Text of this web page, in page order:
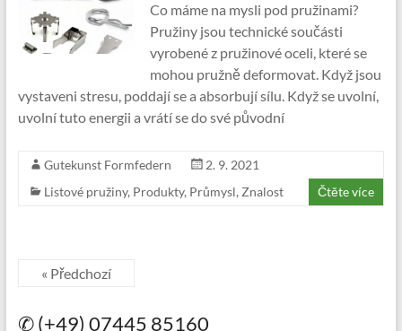
Co máme na mysli pod pružinami?
Pružiny jsou technické součásti
vyrobené z pružinové oceli, které se
mohou pružně deformovat. Když jsou
vystaveni stresu, poddají se a absorbují sílu. Když se uvolní,
uvolní tuto energii a vrátí se do své původní
Gutekunst Formfedern
2. 9. 2021
Listové pružiny, Produkty, Průmysl, Znalost Čtěte více
« Předchozí
✆ (+49) 07445 85160